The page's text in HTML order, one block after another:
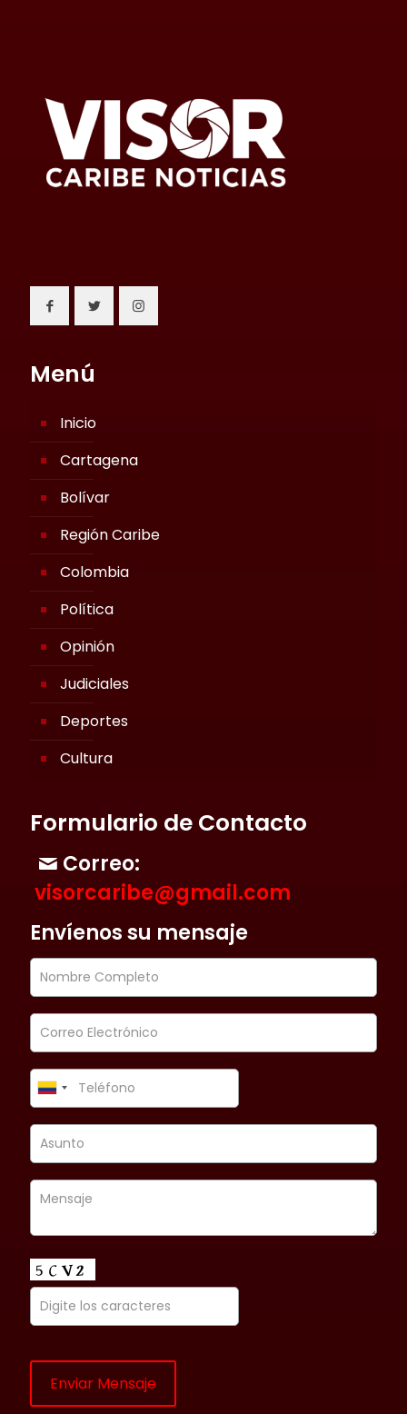
Menú
Inicio
Cartagena
Bolívar
Región Caribe
Colombia
Política
Opinión
Judiciales
Deportes
Cultura
Formulario de Contacto
Correo:
visorcaribe@gmail.com
Envíenos su mensaje